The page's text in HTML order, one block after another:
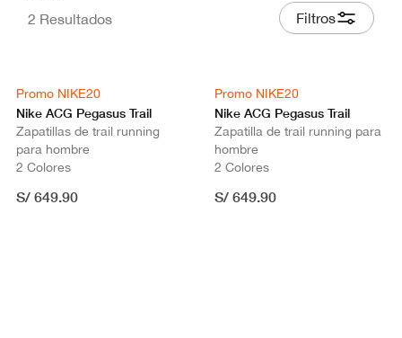
2 Resultados Filtros
Promo NIKE20
Nike ACG Pegasus Trail
Zapatillas de trail running
para hombre
2 Colores
S/ 649.90
Promo NIKE20
Nike ACG Pegasus Trail
Zapatilla de trail running para
hombre
2 Colores
S/ 649.90